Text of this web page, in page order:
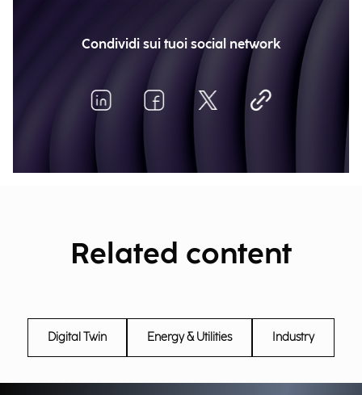
Condividi sui tuoi social network
Related content
Digital Twin Energy & Utilities Industry